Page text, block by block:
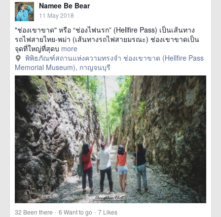
Namee Be Bear
11 May 2018
"ช่องเขาขาด" หรือ “ช่องไฟนรก” (Hellfire Pass) เป็นเส้นทาง
รถไฟสายไทย-พม่า (เส้นทางรถไฟสายมรณะ) ช่องเขาขาดเป็น
จุดที่ใหญ่ที่สุดบ more
พิพิธภัณฑ์สถานแห่งความทรงจำ ช่องเขาขาด (Hellfire Pass
Memorial Museum), กาญจนบุรี
32 Been there · 6 Want to go · 7 Likes